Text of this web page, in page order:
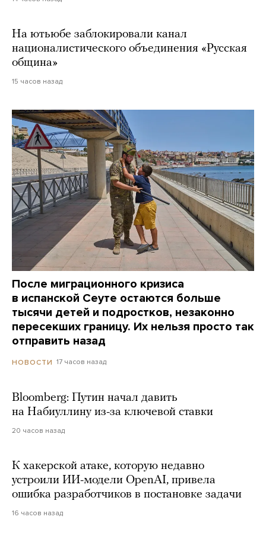
На ютьюбе заблокировали канал
националистического объединения «Русская
община»
15 часов назад
После миграционного кризиса
в испанской Сеуте остаются больше
тысячи детей и подростков, незаконно
пересекших границу. Их нельзя просто так
отправить назад
НОВОСТИ 17 часов назад
Bloomberg: Путин начал давить
на Набиуллину из-за ключевой ставки
20 часов назад
К хакерской атаке, которую недавно
устроили ИИ-модели OpenAI, привела
ошибка разработчиков в постановке задачи
16 часов назад